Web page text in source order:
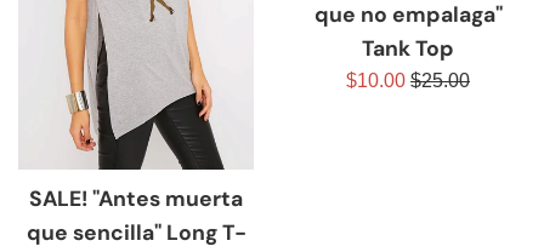
SALE! "Antes muerta
que sencilla" Long T-
que no empalaga"
Tank Top
Prezzo
$10.00 Prezzo
$25.00